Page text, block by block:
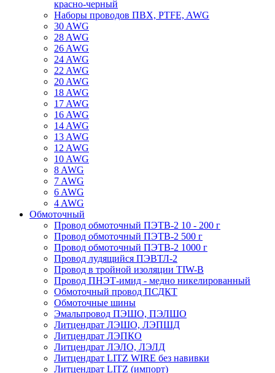
красно-черный
Наборы проводов ПВХ, PTFE, AWG
30 AWG
28 AWG
26 AWG
24 AWG
22 AWG
20 AWG
18 AWG
17 AWG
16 AWG
14 AWG
13 AWG
12 AWG
10 AWG
8 AWG
7 AWG
6 AWG
4 AWG
Обмоточный
Провод обмоточный ПЭТВ-2 10 - 200 г
Провод обмоточный ПЭТВ-2 500 г
Провод обмоточный ПЭТВ-2 1000 г
Провод лудящийся ПЭВТЛ-2
Провод в тройной изоляции TIW-B
Провод ПНЭТ-имид - медно никелированный
Обмоточный провод ПСДКТ
Обмоточные шины
Эмальпровод ПЭШО, ПЭЛШО
Литцендрат ЛЭШО, ЛЭПШД
Литцендрат ЛЭПКО
Литцендрат ЛЭЛО, ЛЭЛД
Литцендрат LITZ WIRE без навивки
Литцендрат LITZ (импорт)